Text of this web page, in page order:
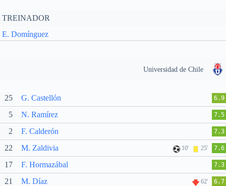
TREINADOR
E. Domínguez
Universidad de Chile
25 G. Castellón 6.9
5 N. Ramírez 7.5
2 F. Calderón 7.3
22 M. Zaldivia 10' 25' 7.6
17 F. Hormazábal 7.3
21 M. Díaz 62' 6.7